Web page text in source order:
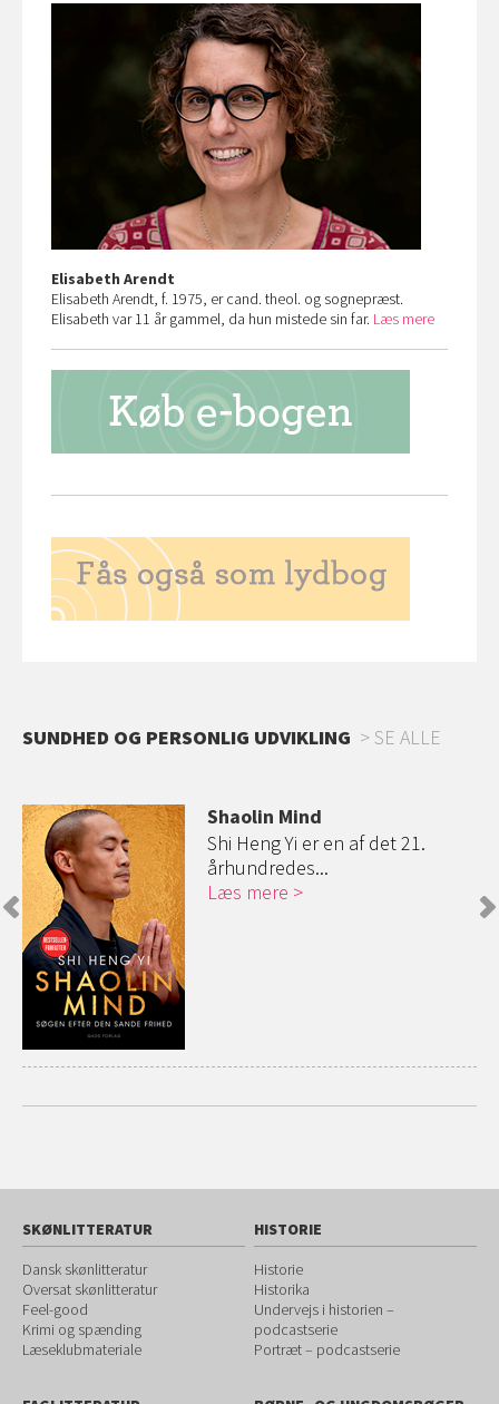
Elisabeth Arendt
Elisabeth Arendt, f. 1975, er cand. theol. og sognepræst.
Elisabeth var 11 år gammel, da hun mistede sin far. Læs mere
SUNDHED OG PERSONLIG UDVIKLING SE ALLE
Shaolin Mind
Shi Heng Yi er en af det 21.
århundredes...
Læs mere
SKØNLITTERATUR
Dansk skønlitteratur
Oversat skønlitteratur
Feel-good
Krimi og spænding
Læseklubmateriale
HISTORIE
Historie
Historika
Undervejs i historien –
podcastserie
Portræt – podcastserie